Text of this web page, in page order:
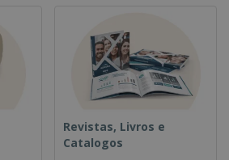
Revistas, Livros e
Catalogos